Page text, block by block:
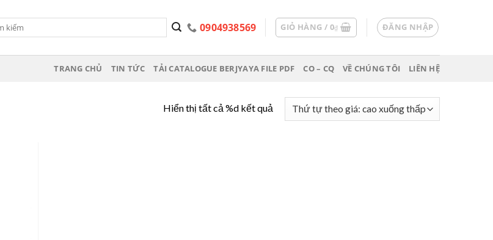
0904938569 GIỎ HÀNG / 0₫ ĐĂNG NHẬP
TRANG CHỦ TIN TỨC TẢI CATALOGUE BERJYAYA FILE PDF CO – CQ VỀ CHÚNG TÔI LIÊN HỆ
Hiển thị tất cả %d kết quả